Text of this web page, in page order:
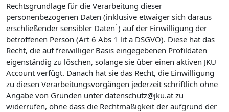
Rechtsgrundlage für die Verarbeitung dieser
personenbezogenen Daten (inklusive etwaiger sich daraus
erschließender sensibler Daten1) auf der Einwilligung der
betroffenen Person (Art 6 Abs 1 lit a DSGVO). Diese hat das
Recht, die auf freiwilliger Basis eingegebenen Profildaten
eigenständig zu löschen, solange sie über einen aktiven JKU
Account verfügt. Danach hat sie das Recht, die Einwilligung
zu diesen Verarbeitungsvorgängen jederzeit schriftlich ohne
Angabe von Gründen unter datenschutz@jku.at zu
widerrufen, ohne dass die Rechtmäßigkeit der aufgrund der